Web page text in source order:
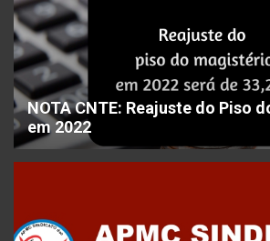
NOTA CNTE: Reajuste do Piso
em 2022